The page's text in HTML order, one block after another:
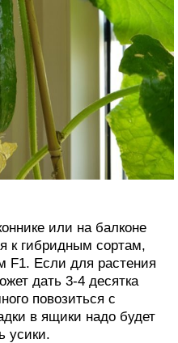
или на балконе
к гибридным сортам,
F1. Если для растения
дать 3-4 десятка
повозиться с
в ящики надо будет
усики.